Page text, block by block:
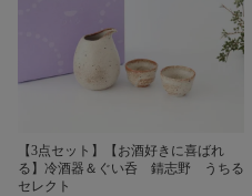
【3点セット】【お酒好きに喜ばれ
る】冷酒器＆ぐい呑 錆志野 うちる
セレクト